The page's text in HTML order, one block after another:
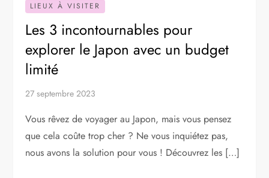
LIEUX À VISITER
Les 3 incontournables pour
explorer le Japon avec un budget
limité
27 septembre 2023
Vous rêvez de voyager au Japon, mais vous pensez
que cela coûte trop cher ? Ne vous inquiétez pas,
nous avons la solution pour vous ! Découvrez les […]